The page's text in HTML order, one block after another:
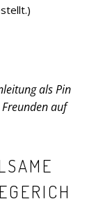
als Pin
auf